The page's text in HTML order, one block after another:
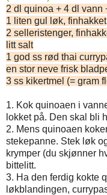
2 dl quinoa + 4 dl vann
1 liten gul løk, finhakket
2 selleristenger,
litt salt
1 god ss rød thai
en stor neve frisk
3 ss kikertmel (= gram
1. Kok quinoaen i
lokket på. Den skal bli
2. Mens quinoaen
stekepanne. Stek løk
krymper (du skjønner
bittelitt.
3. Ha den ferdig kokte
løkblandingen,